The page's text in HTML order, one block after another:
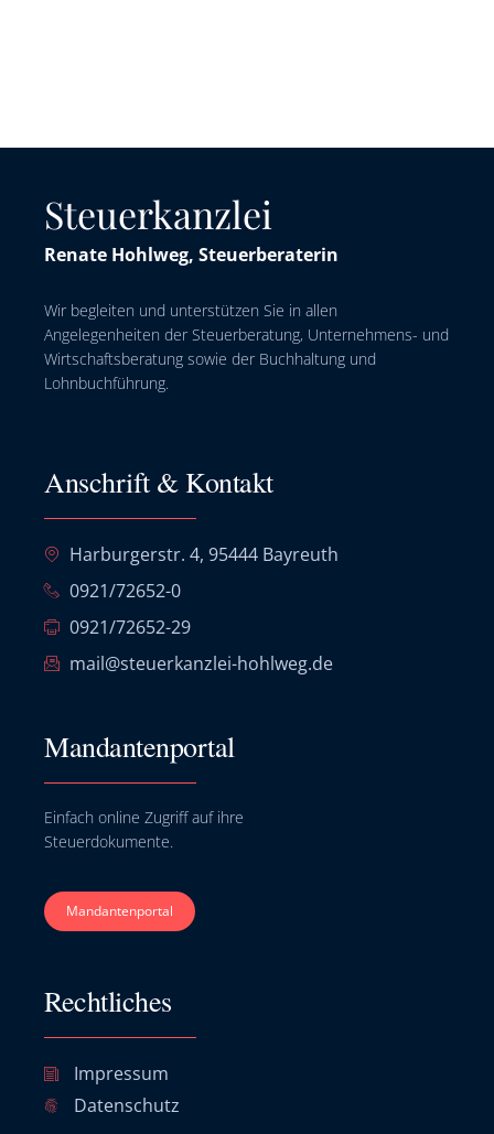
Steuerkanzlei
Renate Hohlweg, Steuerberaterin
Wir begleiten und unterstützen Sie in allen
Angelegenheiten der Steuerberatung, Unternehmens- und
Wirtschaftsberatung sowie der Buchhaltung und
Lohnbuchführung.
Anschrift & Kontakt
Harburgerstr. 4, 95444 Bayreuth
0921/72652-0
0921/72652-29
mail@steuerkanzlei-hohlweg.de
Mandantenportal
Einfach online Zugriff auf ihre
Steuerdokumente.
Mandantenportal
Rechtliches
Impressum
Datenschutz